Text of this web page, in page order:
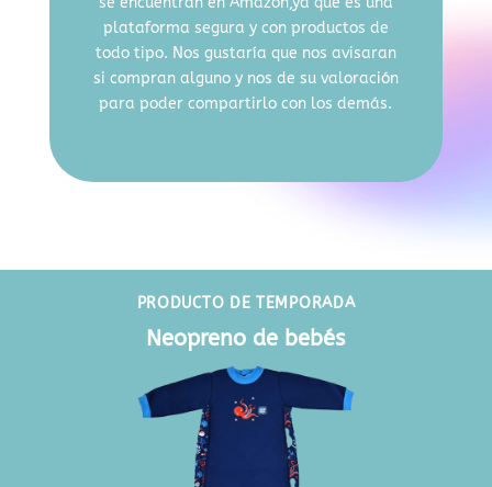
plataforma segura y con productos de
todo tipo. Nos gustaría que nos avisaran
si compran alguno y nos de su valoración
para poder compartirlo con los demás.
PRODUCTO DE TEMPORADA
Neopreno de bebés